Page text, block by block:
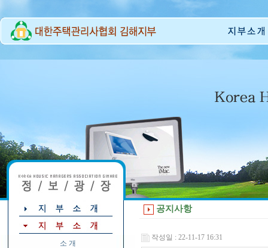
소 개
공지사항
작성일 : 22-11-17 16:31